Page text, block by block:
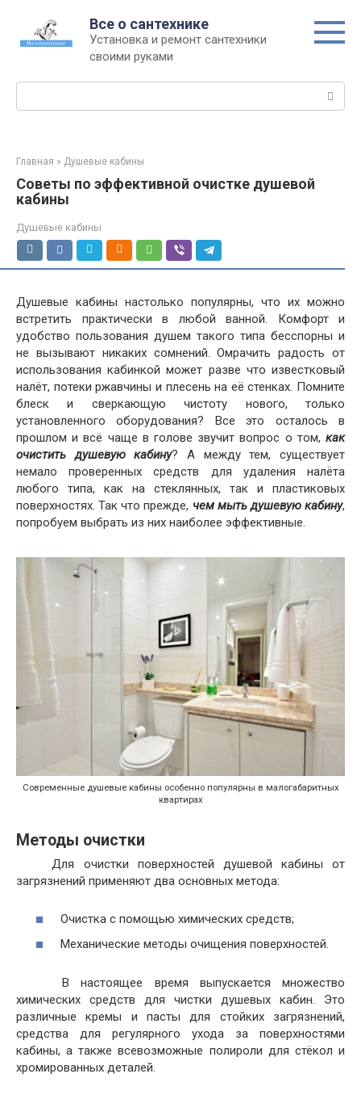
контенту
Все о сантехнике
Установка и ремонт сантехники
своими руками
Главная » Душевые кабины
Советы по эффективной очистке душевой
кабины
Душевые кабины
Душевые кабины настолько популярны, что их можно
встретить практически в любой ванной. Комфорт и
удобство пользования душем такого типа бесспорны и
не вызывают никаких сомнений. Омрачить радость от
использования кабинкой может разве что известковый
налёт, потеки ржавчины и плесень на её стенках. Помните
блеск и сверкающую чистоту нового, только
установленного оборудования? Все это осталось в
прошлом и всё чаще в голове звучит вопрос о том, как
очистить душевую кабину? А между тем, существует
немало проверенных средств для удаления налёта
любого типа, как на стеклянных, так и пластиковых
поверхностях. Так что прежде, чем мыть душевую кабину,
попробуем выбрать из них наиболее эффективные.
Современные душевые кабины особенно популярны в малогабаритных
квартирах
Методы очистки
Для очистки поверхностей душевой кабины от
загрязнений применяют два основных метода:
Очистка с помощью химических средств;
Механические методы очищения поверхностей.
В настоящее время выпускается множество
химических средств для чистки душевых кабин. Это
различные кремы и пасты для стойких загрязнений,
средства для регулярного ухода за поверхностями
кабины, а также всевозможные полироли для стёкол и
хромированных деталей.